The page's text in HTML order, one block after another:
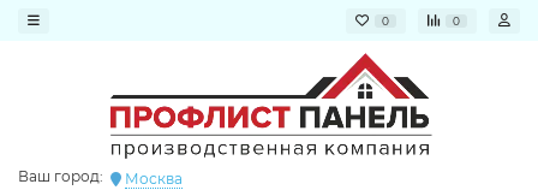
0 0
Ваш город:
Москва